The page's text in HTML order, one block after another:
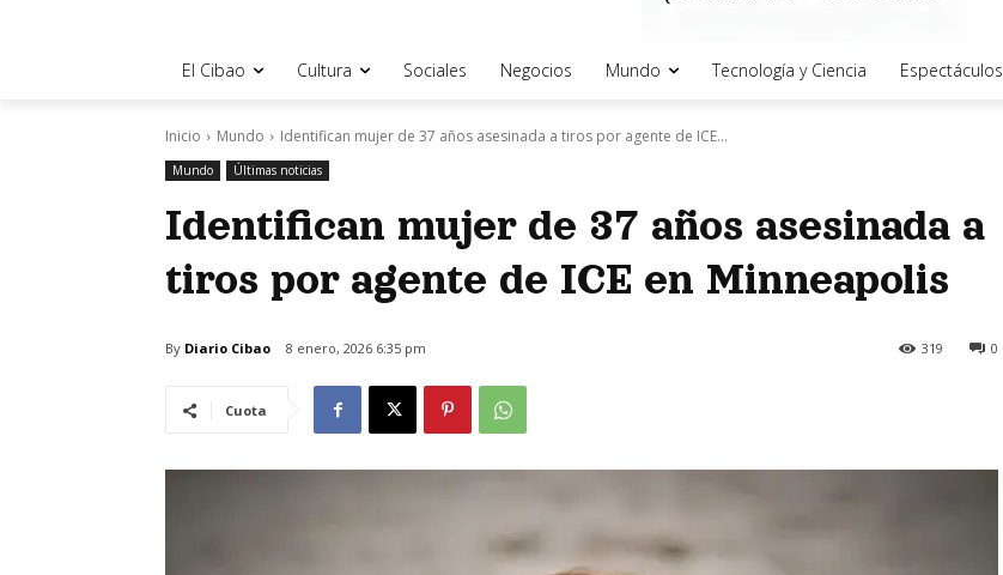
El Cibao Cultura Sociales Negocios Mundo Tecnología y Ciencia Espectáculos
Inicio Mundo Identifican mujer de 37 años asesinada a tiros por agente de ICE...
Mundo Últimas noticias
Identifican mujer de 37 años asesinada a
tiros por agente de ICE en Minneapolis
By Diario Cibao 8 enero, 2026 6:35 pm 0
319
Cuota